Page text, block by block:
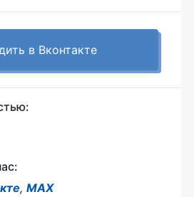
в Вконтакте
, MAX